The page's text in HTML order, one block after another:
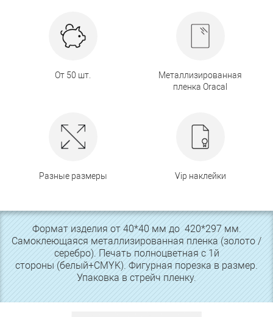
От 50 шт.
Металлизированная
пленка Oracal
Разные размеры Vip наклейки
Формат изделия от 40*40 мм до 420*297 мм.
Самоклеющаяся металлизированная пленка (золото /
серебро). Печать полноцветная с 1й
стороны (белый+CMYK). Фигурная порезка в размер.
Упаковка в стрейч пленку.